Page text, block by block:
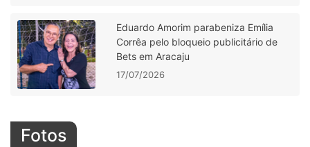
Eduardo Amorim parabeniza Emília
Corrêa pelo bloqueio publicitário de
Bets em Aracaju
17/07/2026
Fotos